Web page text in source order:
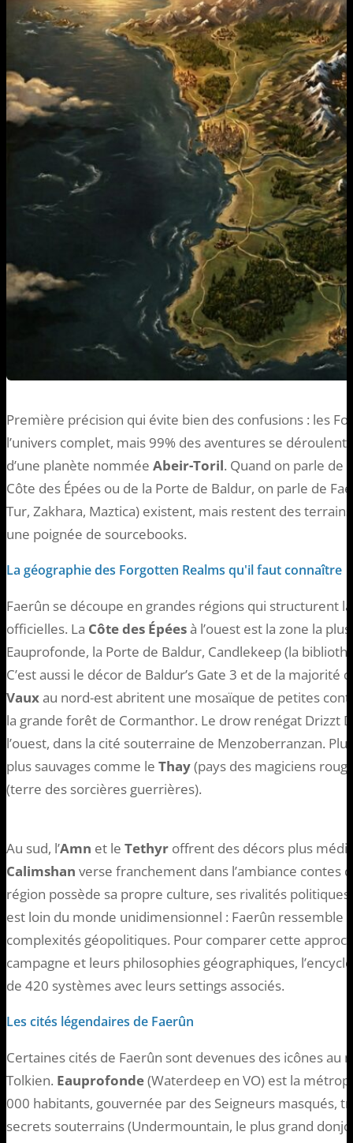
Première précision qui évite bien des confusions : les
l’univers complet, mais 99% des aventures se
d’une planète nommée Abeir-Toril. Quand on parle de
Côte des Épées ou de la Porte de Baldur, on parle de
Tur, Zakhara, Maztica) existent, mais restent des
une poignée de sourcebooks.
La géographie des Forgotten Realms qu'il faut connaître
Faerûn se découpe en grandes régions qui structurent
officielles. La Côte des Épéesà l’ouest est la zone la
Eauprofonde, la Porte de Baldur, Candlekeep (la
C’est aussi le décor de Baldur’s Gate 3 et de la majorité
Vauxau nord-est abritent une mosaïque de petites
la grande forêt de Cormanthor. Le drow renégat Drizzt
l’ouest, dans la cité souterraine de Menzoberranzan.
plus sauvages comme le Thay(pays des magiciens
(terre des sorcières guerrières).
Au sud, l’Amn et le Tethyr offrent des décors plus
Calimshan verse franchement dans l’ambiance contes
région possède sa propre culture, ses rivalités
est loin du monde unidimensionnel : Faerûn ressemble
complexités géopolitiques. Pour comparer cette
campagne et leurs philosophies géographiques,
de 420 systèmes avec leurs settings associés.
Les cités légendaires de Faerûn
Certaines cités de Faerûn sont devenues des icônes
Tolkien. Eauprofonde(Waterdeep en VO) est la
000 habitants, gouvernée par des Seigneurs masqués,
secrets souterrains (Undermountain, le plus grand